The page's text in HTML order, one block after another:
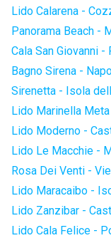
Lido Calarena -
Panorama Beach -
Cala San Giovanni
Bagno Sirena -
Sirenetta - Isola
Lido Marinella
Lido Moderno -
Lido Le Macchie -
Rosa Dei Venti -
Lido Maracaibo -
Lido Zanzibar -
Lido Cala Felice -